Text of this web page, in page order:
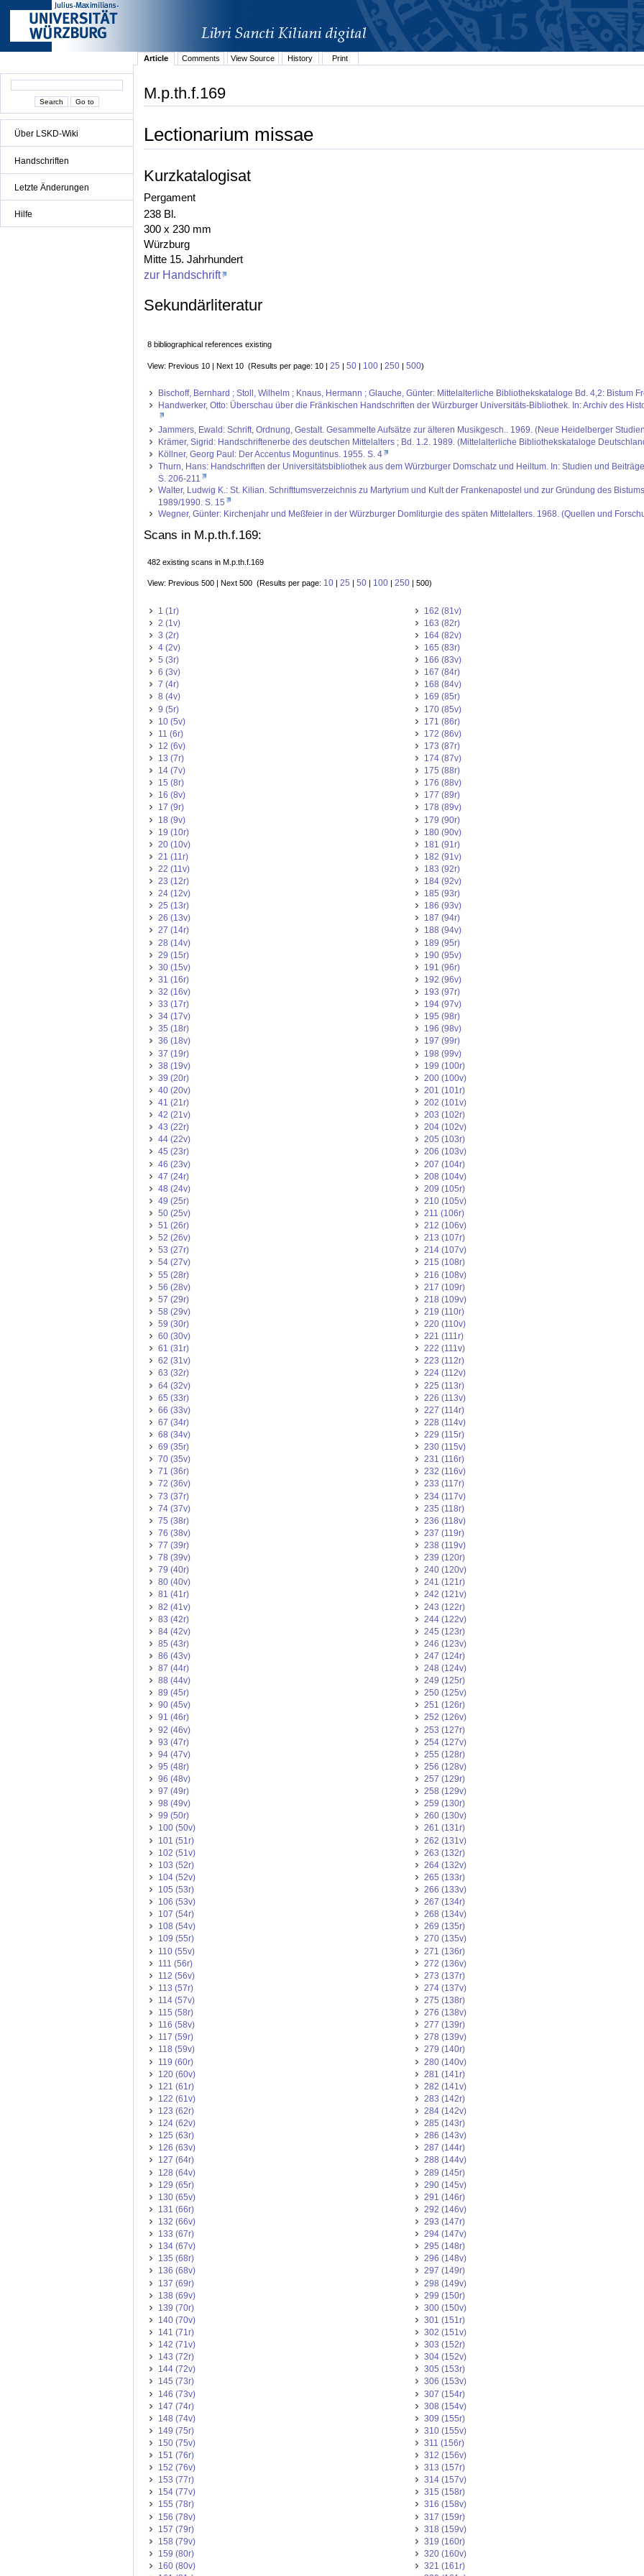
Über LSKD-Wiki
Handschriften
Letzte Änderungen
Hilfe
Article Comments View Source History Print
M.p.th.f.169
Lectionarium missae
Kurzkatalogisat
Pergament
238 Bl.
300 x 230 mm
Würzburg
Mitte 15. Jahrhundert
zur Handschrift
Sekundärliteratur
8 bibliographical references existing
View: Previous 10 | Next 10 (Results per page: 10 | 25 | 50 | 100 | 250 | 500)
Bischoff, Bernhard ; Stoll, Wilhelm ; Knaus, Hermann ; Glauche, Günter: Mittelalterliche Bibliothekskataloge Bd. 4,2: Bistum
Handwerker, Otto: Überschau über die Fränkischen Handschriften der Würzburger Universitäts-Bibliothek. In: Archiv des
Jammers, Ewald: Schrift, Ordnung, Gestalt. Gesammelte Aufsätze zur älteren Musikgesch.. 1969. (Neue Heidelberger
Krämer, Sigrid: Handschriftenerbe des deutschen Mittelalters ; Bd. 1.2. 1989. (Mittelalterliche Bibliothekskataloge
Köllner, Georg Paul: Der Accentus Moguntinus. 1955. S. 4
Thurn, Hans: Handschriften der Universitätsbibliothek aus dem Würzburger Domschatz und Heiltum. In: Studien und
S. 206-211
Walter, Ludwig K.: St. Kilian. Schrifttumsverzeichnis zu Martyrium und Kult der Frankenapostel und zur Gründung des
1989/1990. S. 15
Wegner, Günter: Kirchenjahr und Meßfeier in der Würzburger Domliturgie des späten Mittelalters. 1968. (Quellen und
Scans in M.p.th.f.169:
482 existing scans in M.p.th.f.169
View: Previous 500 | Next 500 (Results per page: 10 25 50 100 250 | 500)
1 (1r)
2 (1v)
3 (2r)
4 (2v)
5 (3r)
6 (3v)
7 (4r)
8 (4v)
9 (5r)
10 (5v)
11 (6r)
12 (6v)
13 (7r)
14 (7v)
15 (8r)
16 (8v)
17 (9r)
18 (9v)
19 (10r)
20 (10v)
21 (11r)
22 (11v)
23 (12r)
24 (12v)
25 (13r)
26 (13v)
27 (14r)
28 (14v)
29 (15r)
30 (15v)
31 (16r)
32 (16v)
33 (17r)
34 (17v)
35 (18r)
36 (18v)
37 (19r)
38 (19v)
39 (20r)
40 (20v)
41 (21r)
42 (21v)
43 (22r)
44 (22v)
45 (23r)
46 (23v)
47 (24r)
48 (24v)
49 (25r)
50 (25v)
51 (26r)
52 (26v)
53 (27r)
54 (27v)
55 (28r)
56 (28v)
57 (29r)
58 (29v)
59 (30r)
60 (30v)
61 (31r)
62 (31v)
63 (32r)
64 (32v)
65 (33r)
66 (33v)
67 (34r)
68 (34v)
69 (35r)
70 (35v)
71 (36r)
72 (36v)
73 (37r)
74 (37v)
75 (38r)
76 (38v)
77 (39r)
78 (39v)
79 (40r)
80 (40v)
81 (41r)
82 (41v)
83 (42r)
84 (42v)
85 (43r)
86 (43v)
87 (44r)
88 (44v)
89 (45r)
90 (45v)
91 (46r)
92 (46v)
93 (47r)
94 (47v)
95 (48r)
96 (48v)
97 (49r)
98 (49v)
99 (50r)
100 (50v)
101 (51r)
102 (51v)
103 (52r)
104 (52v)
105 (53r)
106 (53v)
107 (54r)
108 (54v)
109 (55r)
110 (55v)
111 (56r)
112 (56v)
113 (57r)
114 (57v)
115 (58r)
116 (58v)
117 (59r)
118 (59v)
119 (60r)
120 (60v)
121 (61r)
122 (61v)
123 (62r)
124 (62v)
125 (63r)
126 (63v)
127 (64r)
128 (64v)
129 (65r)
130 (65v)
131 (66r)
132 (66v)
133 (67r)
134 (67v)
135 (68r)
136 (68v)
137 (69r)
138 (69v)
139 (70r)
140 (70v)
141 (71r)
142 (71v)
143 (72r)
144 (72v)
145 (73r)
146 (73v)
147 (74r)
148 (74v)
149 (75r)
150 (75v)
151 (76r)
152 (76v)
153 (77r)
154 (77v)
155 (78r)
156 (78v)
157 (79r)
158 (79v)
159 (80r)
160 (80v)
162 (81v)
163 (82r)
164 (82v)
165 (83r)
166 (83v)
167 (84r)
168 (84v)
169 (85r)
170 (85v)
171 (86r)
172 (86v)
173 (87r)
174 (87v)
175 (88r)
176 (88v)
177 (89r)
178 (89v)
179 (90r)
180 (90v)
181 (91r)
182 (91v)
183 (92r)
184 (92v)
185 (93r)
186 (93v)
187 (94r)
188 (94v)
189 (95r)
190 (95v)
191 (96r)
192 (96v)
193 (97r)
194 (97v)
195 (98r)
196 (98v)
197 (99r)
198 (99v)
199 (100r)
200 (100v)
201 (101r)
202 (101v)
203 (102r)
204 (102v)
205 (103r)
206 (103v)
207 (104r)
208 (104v)
209 (105r)
210 (105v)
211 (106r)
212 (106v)
213 (107r)
214 (107v)
215 (108r)
216 (108v)
217 (109r)
218 (109v)
219 (110r)
220 (110v)
221 (111r)
222 (111v)
223 (112r)
224 (112v)
225 (113r)
226 (113v)
227 (114r)
228 (114v)
229 (115r)
230 (115v)
231 (116r)
232 (116v)
233 (117r)
234 (117v)
235 (118r)
236 (118v)
237 (119r)
238 (119v)
239 (120r)
240 (120v)
241 (121r)
242 (121v)
243 (122r)
244 (122v)
245 (123r)
246 (123v)
247 (124r)
248 (124v)
249 (125r)
250 (125v)
251 (126r)
252 (126v)
253 (127r)
254 (127v)
255 (128r)
256 (128v)
257 (129r)
258 (129v)
259 (130r)
260 (130v)
261 (131r)
262 (131v)
263 (132r)
264 (132v)
265 (133r)
266 (133v)
267 (134r)
268 (134v)
269 (135r)
270 (135v)
271 (136r)
272 (136v)
273 (137r)
274 (137v)
275 (138r)
276 (138v)
277 (139r)
278 (139v)
279 (140r)
280 (140v)
281 (141r)
282 (141v)
283 (142r)
284 (142v)
285 (143r)
286 (143v)
287 (144r)
288 (144v)
289 (145r)
290 (145v)
291 (146r)
292 (146v)
293 (147r)
294 (147v)
295 (148r)
296 (148v)
297 (149r)
298 (149v)
299 (150r)
300 (150v)
301 (151r)
302 (151v)
303 (152r)
304 (152v)
305 (153r)
306 (153v)
307 (154r)
308 (154v)
309 (155r)
310 (155v)
311 (156r)
312 (156v)
313 (157r)
314 (157v)
315 (158r)
316 (158v)
317 (159r)
318 (159v)
319 (160r)
320 (160v)
321 (161r)